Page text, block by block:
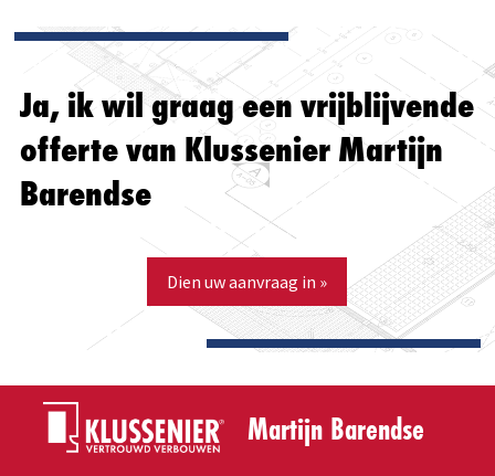
Ja, ik wil graag een vrijblijvende
offerte van Klussenier Martijn
Barendse
Dien uw aanvraag in »
Martijn Barendse